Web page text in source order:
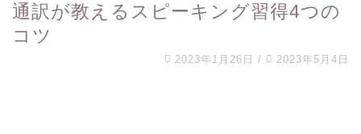
通訳が教えるスピーキング習得4つの
コツ
2023年1月26日 / 2023年5月4日